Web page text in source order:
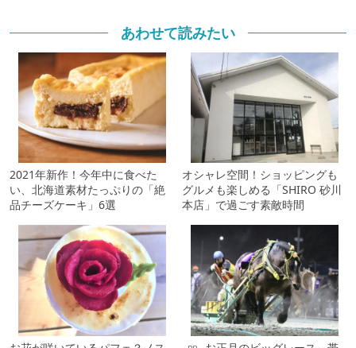
あわせて読みたい
2021年新作！今年中に食べた
い、北海道素材たっぷりの「絶
品チーズケーキ」6選
オシャレ空間！ショッピングも
グルメも楽しめる「SHIRO 砂川
本店」で過ごす素敵時間